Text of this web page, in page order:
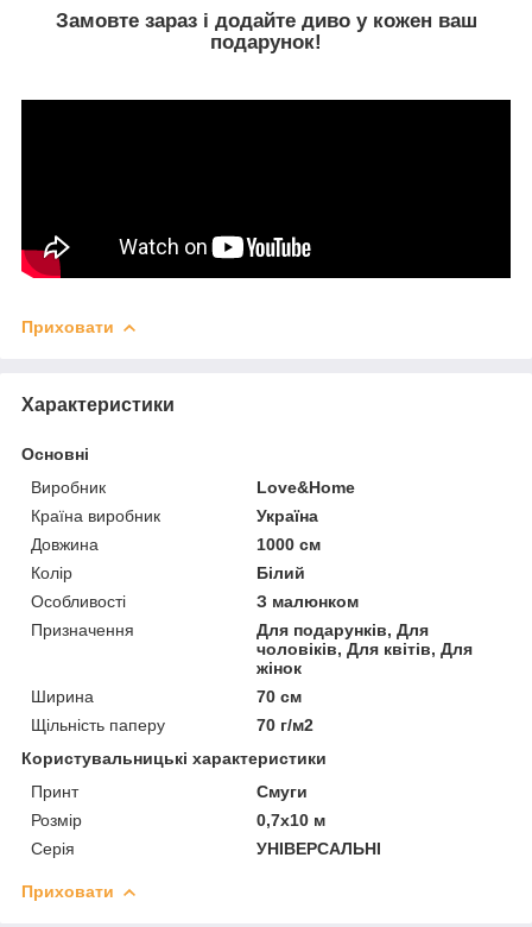
Замовте зараз і додайте диво у кожен ваш
подарунок!
Приховати
Характеристики
Основні
Виробник
Love&Home
Країна виробник
Україна
Довжина
1000 см
Колір
Білий
Особливості
З малюнком
Призначення
Для подарунків, Для
чоловіків, Для квітів, Для
жінок
Ширина
70 см
Щільність паперу
70 г/м2
Користувальницькі характеристики
Принт
Смуги
Розмір
0,7х10 м
Серія
УНІВЕРСАЛЬНІ
Приховати